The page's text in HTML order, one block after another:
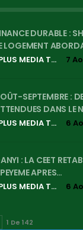
DURABLE :
LOGEMENT
EPLUS MEDIA TV 7
SEPTEMBRE :
DANS LE
EPLUS MEDIA TV 6
: LA CEET
APRES…
EPLUS MEDIA TV 6
1 De 142